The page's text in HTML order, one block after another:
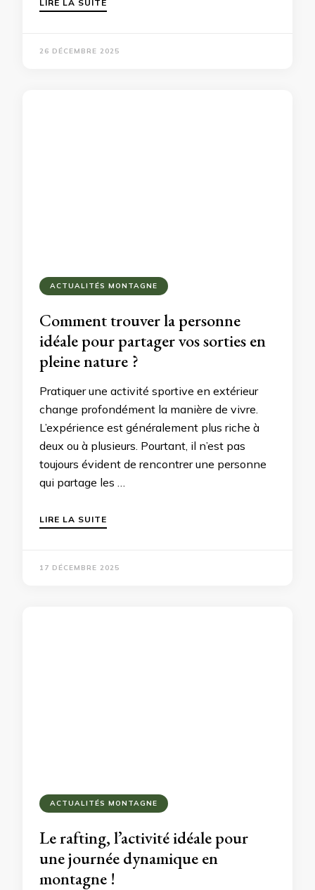
LIRE LA SUITE
26 DÉCEMBRE 2025
ACTUALITÉS MONTAGNE
Comment trouver la personne
idéale pour partager vos sorties en
pleine nature ?
Pratiquer une activité sportive en extérieur
change profondément la manière de vivre.
L’expérience est généralement plus riche à
deux ou à plusieurs. Pourtant, il n’est pas
toujours évident de rencontrer une personne
qui partage les …
LIRE LA SUITE
17 DÉCEMBRE 2025
ACTUALITÉS MONTAGNE
Le rafting, l’activité idéale pour
une journée dynamique en
montagne !